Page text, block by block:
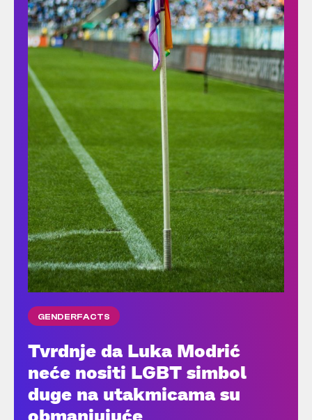
GENDERFACTS
Tvrdnje da Luka Modrić
neće nositi LGBT simbol
duge na utakmicama su
obmanjujuće